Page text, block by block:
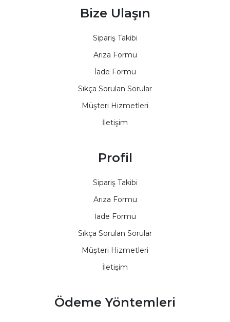
Bize Ulaşın
Sipariş Takibi
Arıza Formu
İade Formu
Sıkça Sorulan Sorular
Müşteri Hizmetleri
İletişim
Profil
Sipariş Takibi
Arıza Formu
İade Formu
Sıkça Sorulan Sorular
Müşteri Hizmetleri
İletişim
Ödeme Yöntemleri